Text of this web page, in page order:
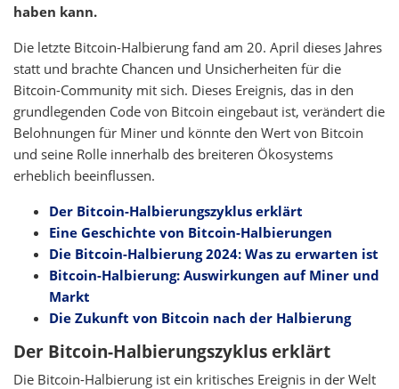
haben kann.
Die letzte Bitcoin-Halbierung fand am 20. April dieses Jahres
statt und brachte Chancen und Unsicherheiten für die
Bitcoin-Community mit sich. Dieses Ereignis, das in den
grundlegenden Code von Bitcoin eingebaut ist, verändert die
Belohnungen für Miner und könnte den Wert von Bitcoin
und seine Rolle innerhalb des breiteren Ökosystems
erheblich beeinflussen.
Der Bitcoin-Halbierungszyklus erklärt
Eine Geschichte von Bitcoin-Halbierungen
Die Bitcoin-Halbierung 2024: Was zu erwarten ist
Bitcoin-Halbierung: Auswirkungen auf Miner und
Markt
Die Zukunft von Bitcoin nach der Halbierung
Der Bitcoin-Halbierungszyklus erklärt
Die Bitcoin-Halbierung ist ein kritisches Ereignis in der Welt